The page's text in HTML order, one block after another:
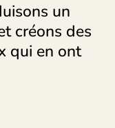
un
créons des
qui en ont